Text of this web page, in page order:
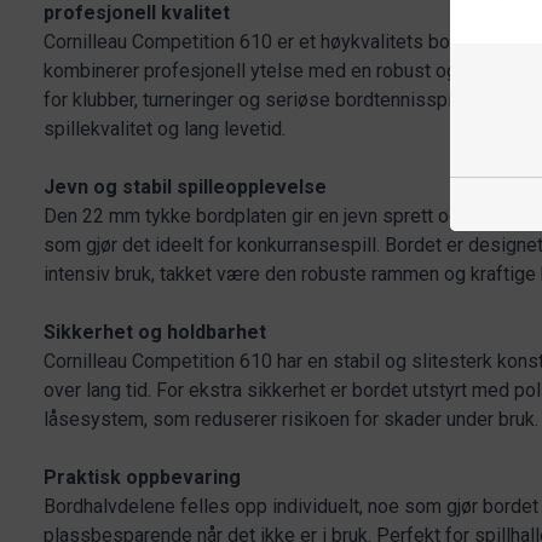
profesjonell kvalitet
Cornilleau Competition 610 er et høykvalitets
kombinerer profesjonell ytelse med en robust og
for klubber, turneringer og seriøse bordtennisspillere som
spillekvalitet og lang levetid.
Jevn og stabil spilleopplevelse
Den 22 mm tykke bordplaten gir en jevn sprett og en
som gjør det ideelt for konkurransespill. Bordet er
intensiv bruk, takket være den robuste rammen og kraftige
Sikkerhet og holdbarhet
Cornilleau Competition 610 har en stabil og slitesterk
over lang tid. For ekstra sikkerhet er bordet utstyrt med
låsesystem, som reduserer risikoen for skader under bruk.
Praktisk oppbevaring
Bordhalvdelene felles opp individuelt, noe som gjør
plassbesparende når det ikke er i bruk. Perfekt for